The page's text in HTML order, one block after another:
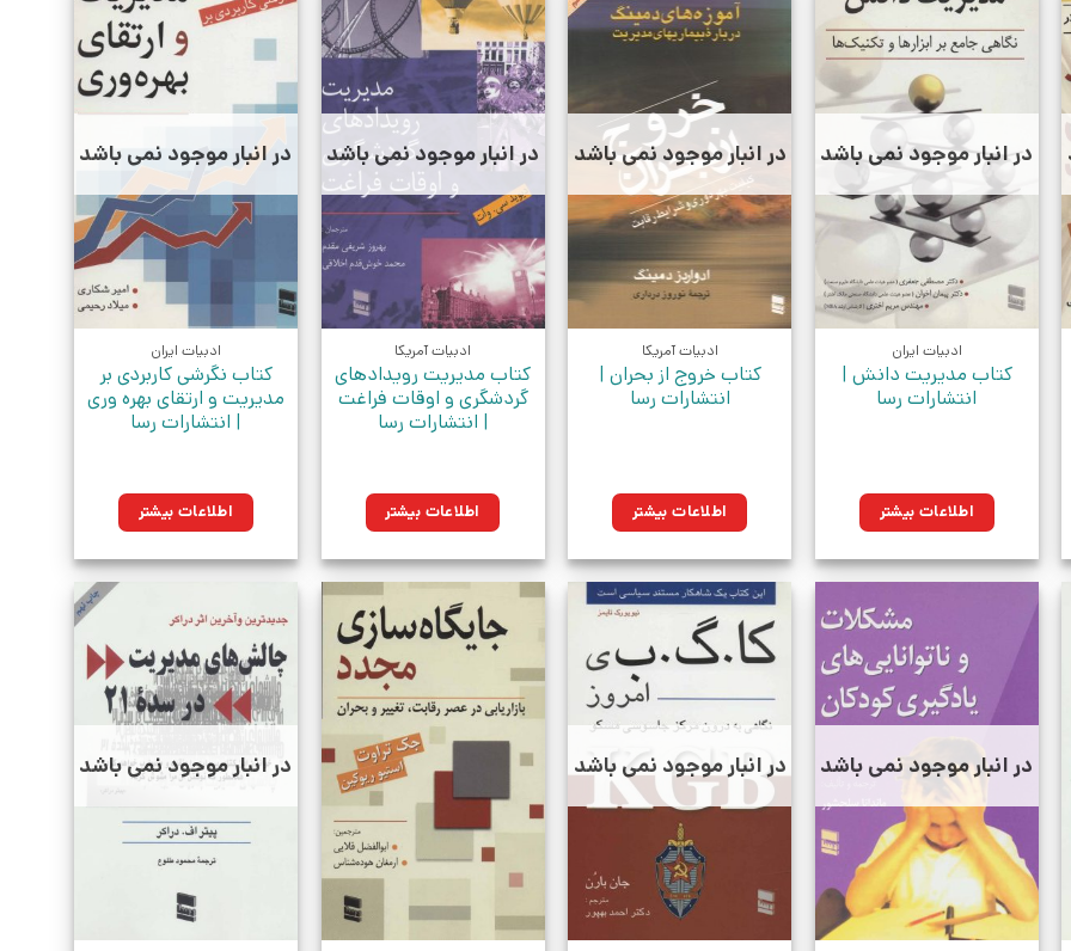
در انبار موجود نمی باشد
ادبیات ایران
کتاب مدیریت دانش |
انتشارات رسا
اطلاعات بیشتر
در انبار موجود نمی باشد
ادبیات آمریکا
کتاب خروج از بحران |
انتشارات رسا
اطلاعات بیشتر
در انبار موجود نمی باشد
ادبیات آمریکا
کتاب مدیریت رویدادهای
گردشگری و اوقات فراغت
| انتشارات رسا
اطلاعات بیشتر
در انبار موجود نمی باشد
ادبیات ایران
کتاب نگرشی کاربردی بر
مدیریت و ارتقای بهره وری
| انتشارات رسا
اطلاعات بیشتر
در انبار موجود نمی باشد در انبار موجود نمی باشد در انبار موجود نمی باشد